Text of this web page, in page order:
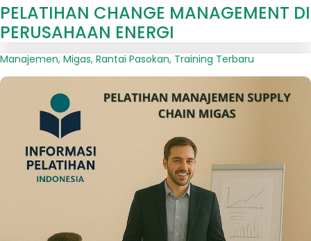
PELATIHAN CHANGE MANAGEMENT DI
PERUSAHAAN ENERGI
Manajemen, Migas, Rantai Pasokan, Training Terbaru